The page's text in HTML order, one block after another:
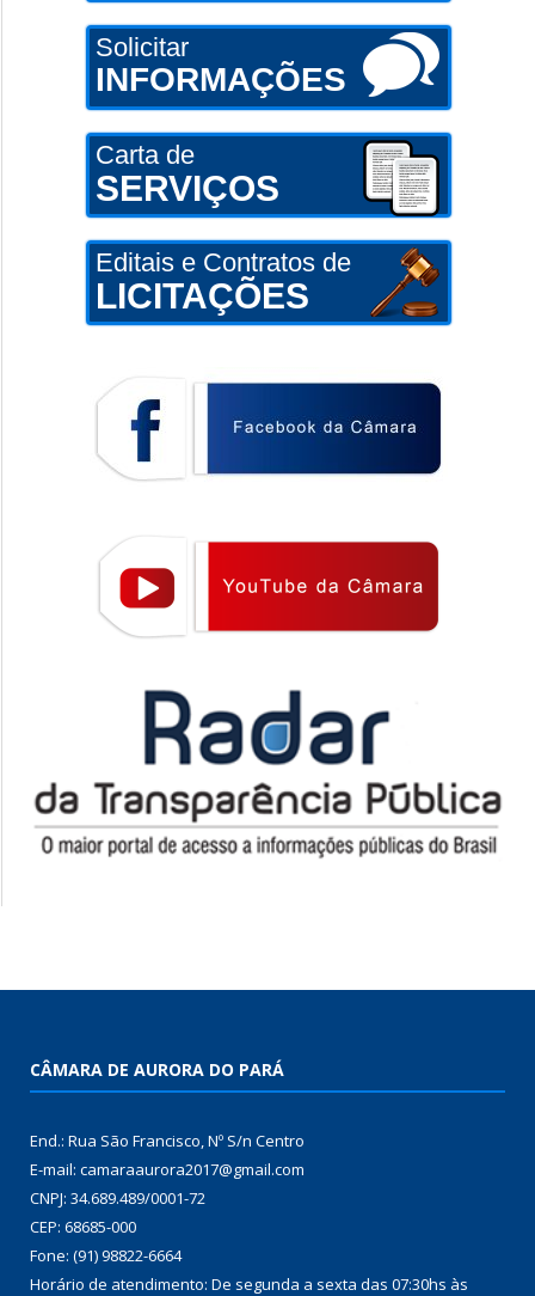
Solicitar
INFORMAÇÕES
Carta de
SERVIÇOS
Editais e Contratos de
LICITAÇÕES
CÂMARA DE AURORA DO PARÁ
End.: Rua São Francisco, Nº S/n Centro
E-mail: camaraaurora2017@gmail.com
CNPJ: 34.689.489/0001-72
CEP: 68685-000
Fone: (91) 98822-6664
Horário de atendimento: De segunda a sexta das 07:30hs às